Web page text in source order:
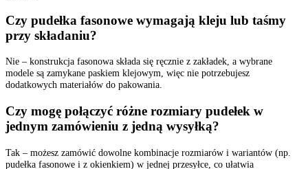
Czy pudełka fasonowe wymagają kleju lub taśmy
przy składaniu?
Nie – konstrukcja fasonowa składa się ręcznie z zakładek, a wybrane
modele są zamykane paskiem klejowym, więc nie potrzebujesz
dodatkowych materiałów do pakowania.
Czy mogę połączyć różne rozmiary pudełek w
jednym zamówieniu z jedną wysyłką?
Tak – możesz zamówić dowolne kombinacje rozmiarów i wariantów (np.
pudełka fasonowe i z okienkiem) w jednej przesyłce, co ułatwia